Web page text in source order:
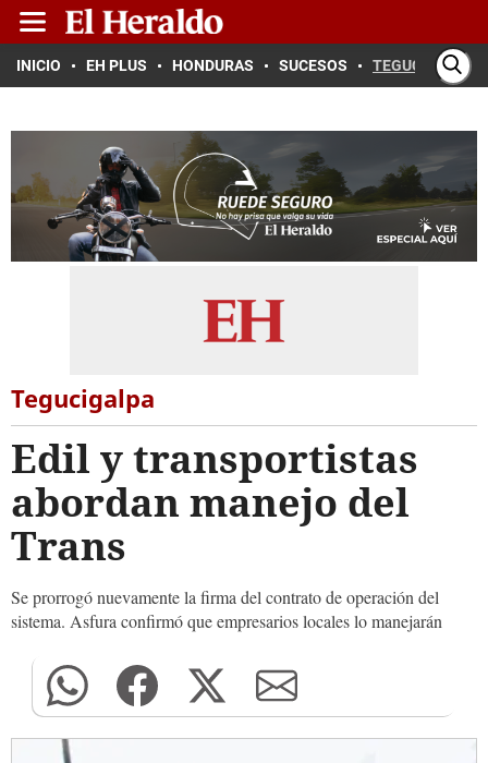
INICIO EH PLUS HONDURAS SUCESOS TEGUCIGALPA
Tegucigalpa
Edil y transportistas
abordan manejo del
Trans
Se prorrogó nuevamente la firma del contrato de operación del
sistema. Asfura confirmó que empresarios locales lo manejarán